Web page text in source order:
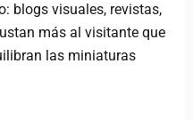
blogs visuales, revistas,
más al visitante que
las miniaturas